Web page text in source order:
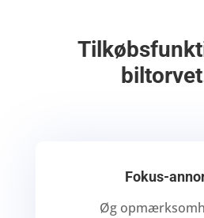
Fokus-
Øg